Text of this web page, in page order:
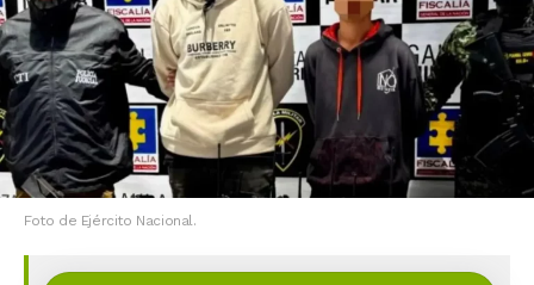
Foto de Ejército Nacional.